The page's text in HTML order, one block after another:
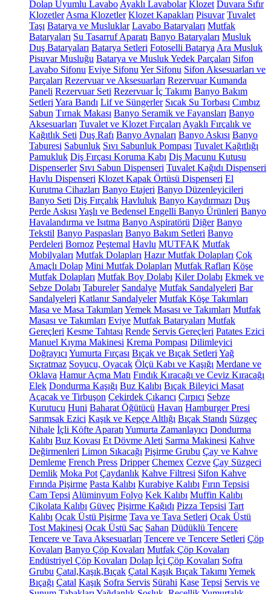
Dolap Uyumlu Lavabo Ayaklı Lavabolar Klozet Duvara Sıfır
Klozetler Asma Klozetler Klozet Kapakları Pisuvar Tuvalet
Taşı Batarya ve Musluklar Lavabo Bataryaları Mutfak
Bataryaları Su Tasarruf Aparatı Banyo Bataryaları Musluk
Duş Bataryaları Batarya Setleri Fotoselli Batarya Ara Musluk
Pisuvar Musluğu Batarya ve Musluk Yedek Parçaları Sifon
Lavabo Sifonu Eviye Sifonu Yer Sifonu Sifon Aksesuarları ve
Parçaları Rezervuar ve Aksesuarları Rezervuar Kumanda
Paneli Rezervuar Seti Rezervuar İç Takımı Banyo Bakım
Setleri Yara Bandı Lif ve Süngerler Sıcak Su Torbası Cımbız
Sabun Tırnak Makası Banyo Seramik ve Fayansları Banyo
Aksesuarları Tuvalet ve Klozet Fırçaları Ayaklı Fırçalık ve
Kağıtlık Seti Duş Rafı Banyo Aynaları Banyo Askısı Banyo
Taburesi Sabunluk Sıvı Sabunluk Pompası Tuvalet Kağıtlığı
Pamukluk Diş Fırçası Koruma Kabı Diş Macunu Kutusu
Dispenserler Sıvı Sabun Dispenseri Tuvalet Kağıdı Dispenseri
Havlu Dispenseri Klozet Kapak Örtüsü Dispenseri El
Kurutma Cihazları Banyo Etajeri Banyo Düzenleyicileri
Banyo Seti Diş Fırçalık Havluluk Banyo Kaydırmazı Duş
Perde Askısı Yaşlı ve Bedensel Engelli Banyo Ürünleri Banyo
Havalandırma ve Isıtma Banyo Aspiratörü Diğer Banyo
Tekstil Banyo Paspasları Banyo Bakım Setleri Banyo
Perdeleri Bornoz Peştemal Havlu MUTFAK Mutfak
Mobilyaları Mutfak Dolapları Hazır Mutfak Dolapları Çok
Amaçlı Dolap Mini Mutfak Dolapları Mutfak Rafları Köşe
Mutfak Dolapları Mutfak Boy Dolabı Kiler Dolabı Ekmek ve
Sebze Dolabı Tabureler Sandalye Mutfak Sandalyeleri Bar
Sandalyeleri Katlanır Sandalyeler Mutfak Köşe Takımları
Masa ve Masa Takımları Yemek Masası ve Takımları Mutfak
Masası ve Takımları Eviye Mutfak Bataryaları Mutfak
Gereçleri Kesme Tahtası Rende Servis Gereçleri Patates Ezici
Manuel Kıyma Makinesi Krema Pompası Dilimleyici
Doğrayıcı Yumurta Fırçası Bıçak ve Bıçak Setleri Yağ
Sıçratmaz Soyucu, Oyacak Ölçü Kabı ve Kaşığı Merdane ve
Oklava Hamur Açma Matı Fındık Kıracağı ve Ceviz Kıracağı
Elek Dondurma Kaşığı Buz Kalıbı Bıçak Bileyici Masat
Açacak ve Tirbuşon Çekirdek Çıkarıcı Çırpıcı Sebze
Kurutucu Huni Baharat Öğütücü Havan Hamburger Presi
Sarımsak Ezici Kaşık ve Kepçe Altlığı Bıçak Standı Süzgeç
Nihale İçli Köfte Aparatı Yumurta Zamanlayıcı Dondurma
Kalıbı Buz Kovası Et Dövme Aleti Sarma Makinesi Kahve
Değirmenleri Limon Sıkacağı Pişirme Grubu Çay ve Kahve
Demleme French Press Dripper Chemex Cezve Çay Süzgeci
Demlik Moka Pot Çaydanlık Kahve Filtresi Sifon Kahve
Fırında Pişirme Pasta Kalıbı Kurabiye Kalıbı Fırın Tepsisi
Cam Tepsi Alüminyum Folyo Kek Kalıbı Muffin Kalıbı
Çikolata Kalıbı Güveç Pişirme Kağıdı Pizza Tepsisi Tart
Kalıbı Ocak Üstü Pişirme Tava ve Tava Setleri Ocak Üstü
Tost Makinesi Ocak Üstü Sac Sahan Düdüklü Tencere
Tencere ve Tava Aksesuarları Tencere ve Tencere Setleri Çöp
Kovaları Banyo Çöp Kovaları Mutfak Çöp Kovaları
Endüstriyel Çöp Kovaları Dolap İçi Çöp Kovaları Sofra
Grubu Çatal,Kaşık,Bıçak Çatal Kaşık Bıçak Takımı Yemek
Bıçağı Çatal Kaşık Sofra Servis Sürahi Kase Tepsi Servis ve